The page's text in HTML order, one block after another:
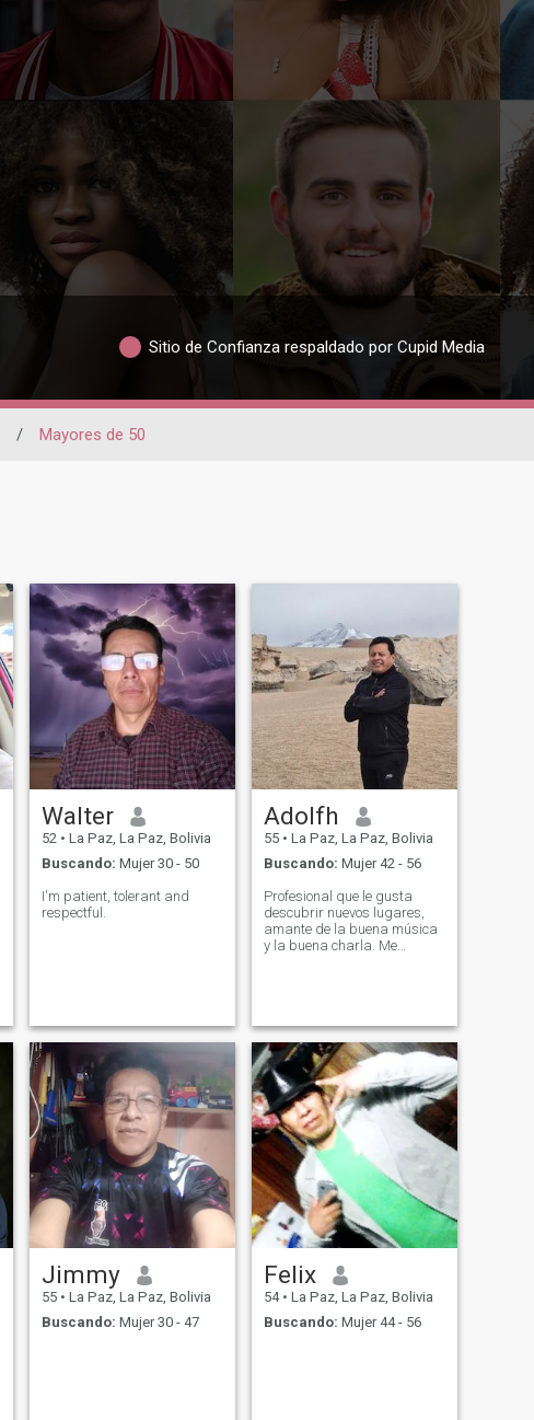
Sitio de Confianza respaldado por Cupid Media
/ Mayores de 50
Walter
52 • La Paz, La Paz, Bolivia
Buscando: Mujer 30 - 50
I'm patient, tolerant and
respectful.
Adolfh
55 • La Paz, La Paz, Bolivia
Buscando: Mujer 42 - 56
Profesional que le gusta
descubrir nuevos lugares,
amante de la buena música
y la buena charla. Me
Jimmy
55 • La Paz, La Paz, Bolivia
Buscando: Mujer 30 - 47
Felix
54 • La Paz, La Paz, Bolivia
Buscando: Mujer 44 - 56